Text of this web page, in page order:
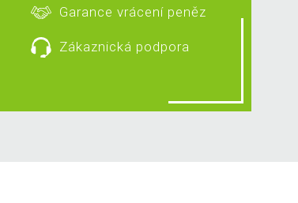
Garance vrácení peněz
Zákaznická podpora